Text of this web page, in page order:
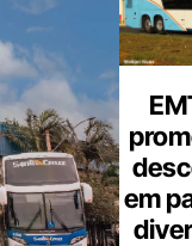
em
e-
mail